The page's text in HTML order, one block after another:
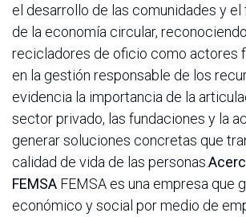
el desarrollo de las comunidades y
de la economía circular,
recicladores de oficio como actores
en la gestión responsable de los
evidencia la importancia de la
sector privado, las fundaciones y la
generar soluciones concretas que
calidad de vida de las personas.
FEMSA FEMSA es una empresa que
económico y social por medio de